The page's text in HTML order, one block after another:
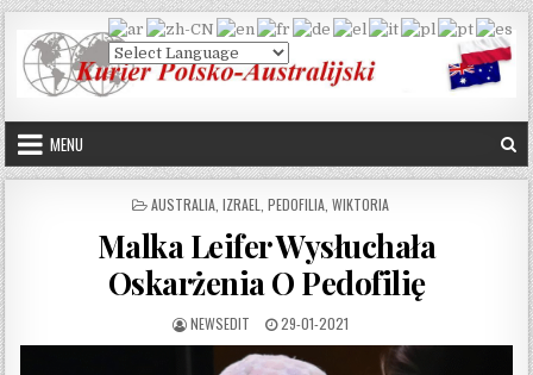
Skip to content
MENU
POSTED IN
AUSTRALIA IZRAEL PEDOFILIA WIKTORIA
Malka Leifer Wysłuchała
Oskarżenia O Pedofilię
AUTHOR:
NEWSEDIT PUBLISHED DATE:
29-01-2021